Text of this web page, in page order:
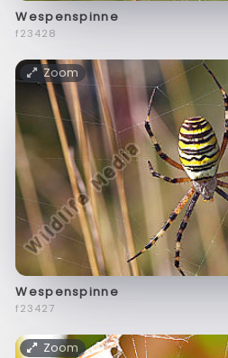
Wespenspinne
f23428
Zoom
Wespenspinne
f23427
Zoom